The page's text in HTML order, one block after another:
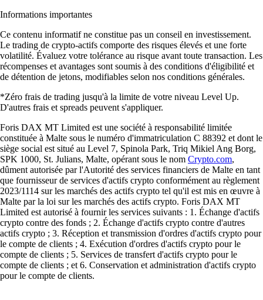
Informations importantes
Ce contenu informatif ne constitue pas un conseil en investissement.
Le trading de crypto-actifs comporte des risques élevés et une forte
volatilité. Évaluez votre tolérance au risque avant toute transaction. Les
récompenses et avantages sont soumis à des conditions d'éligibilité et
de détention de jetons, modifiables selon nos conditions générales.
*Zéro frais de trading jusqu'à la limite de votre niveau Level Up.
D'autres frais et spreads peuvent s'appliquer.
Foris DAX MT Limited est une société à responsabilité limitée
constituée à Malte sous le numéro d'immatriculation C 88392 et dont le
siège social est situé au Level 7, Spinola Park, Triq Mikiel Ang Borg,
SPK 1000, St. Julians, Malte, opérant sous le nom Crypto.com,
dûment autorisée par l'Autorité des services financiers de Malte en tant
que fournisseur de services d'actifs crypto conformément au règlement
2023/1114 sur les marchés des actifs crypto tel qu'il est mis en œuvre à
Malte par la loi sur les marchés des actifs crypto. Foris DAX MT
Limited est autorisé à fournir les services suivants : 1. Échange d'actifs
crypto contre des fonds ; 2. Échange d'actifs crypto contre d'autres
actifs crypto ; 3. Réception et transmission d'ordres d'actifs crypto pour
le compte de clients ; 4. Exécution d'ordres d'actifs crypto pour le
compte de clients ; 5. Services de transfert d'actifs crypto pour le
compte de clients ; et 6. Conservation et administration d'actifs crypto
pour le compte de clients.